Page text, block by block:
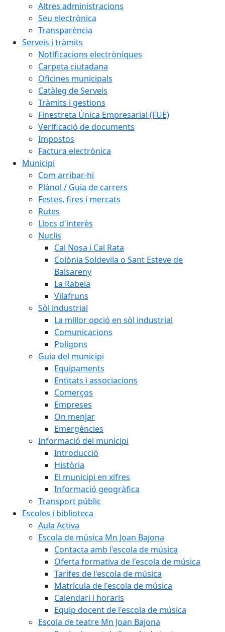
Altres administracions
Seu electrònica
Transparència
Serveis i tràmits
Notificacions electròniques
Carpeta ciutadana
Oficines municipals
Catàleg de Serveis
Tràmits i gestions
Finestreta Única Empresarial (FUE)
Verificació de documents
Impostos
Factura electrònica
Municipi
Com arribar-hi
Plànol / Guia de carrers
Festes, fires i mercats
Rutes
Llocs d'interès
Nuclis
Cal Nosa i Cal Rata
Colònia Soldevila o Sant Esteve de
Balsareny
La Rabeia
Vilafruns
Sòl industrial
La millor opció en sòl industrial
Comunicacions
Polígons
Guia del municipi
Equipaments
Entitats i associacions
Comerços
Empreses
On menjar
Emergències
Informació del municipi
Introducció
Història
El municipi en xifres
Informació geogràfica
Transport públic
Escoles i biblioteca
Aula Activa
Escola de música Mn Joan Bajona
Contacta amb l'escola de música
Oferta formativa de l'escola de música
Tarifes de l'escola de música
Matrícula de l'escola de música
Calendari i horaris
Equip docent de l'escola de música
Escola de teatre Mn Joan Bajona